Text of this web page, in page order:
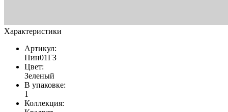
Характеристики
Артикул:
Пин01ГЗ
Цвет:
Зеленый
В упаковке:
1
Коллекция: